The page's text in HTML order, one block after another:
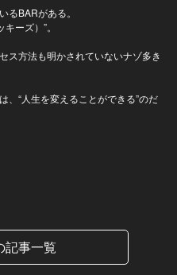
るBARがある。
ーズ）”。
ス方法も明かされていないナゾ多き
、“人生を変えることができる”のだ
記事一覧